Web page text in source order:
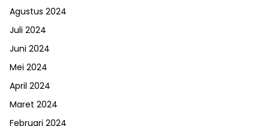
Agustus 2024
Juli 2024
Juni 2024
Mei 2024
April 2024
Maret 2024
Februari 2024